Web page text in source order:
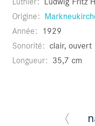
Origine
Année
1929
Sonorité clair, ouvert
Longueur 35,7 cm